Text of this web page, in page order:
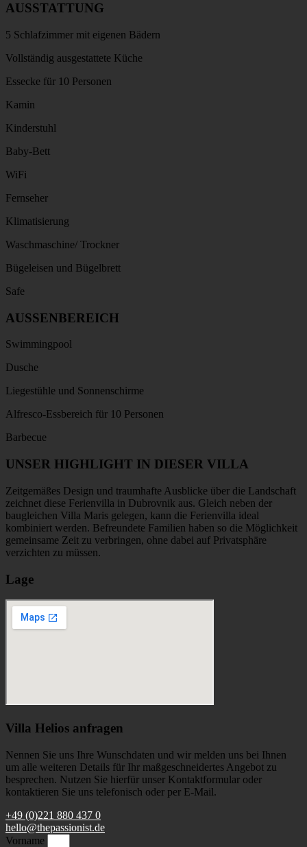
AUSSTATTUNG
5 Schlafzimmer mit eigenen Bädern
Vollständig ausgestattete Küche
Essecke für 10 Personen
Kamin
Kinderstuhl
Baby-Bett
WiFi
Fernseher
Klimatisierung
Waschmaschine/ Trockner
Bügeleisen und Bügelbrett
Safe
AUSSENBEREICH
Swimmingpool
Dusche
Liegestühle und Sonnenschirme
Alfresco-Essbereich für 10 Personen
Barbecue
UNSER HIGHLIGHT IN DIESER VILLA
Zeitgemäßes Design und traumhafte Ausblicke über die Landschaft
zeichnet diese Ferienvilla in Dubrovnik aus. Gleich neben der
baugleichen Villa Maris gelegen, kann die Ferienvilla ideal
kombiniert werden. Befreundete Familien haben so die Möglichkeit
gemeinsame Zeit zu verbringen, ohne dabei auf Privatsphäre
verzichten zu müssen.
Lage
Villa Helios anfragen
Nennen Sie uns Ihre Wunschdaten und wir melden uns bei Ihnen
um alle weiteren Details für Ihr maßgeschneidertes Angebot zu
besprechen. Nutzen Sie hierfür unser Kontaktformular oder
kontaktieren Sie uns telefonisch oder per E-Mail.
+49 (0)221 880 437 0
hello@thepassionist.de
Vorname